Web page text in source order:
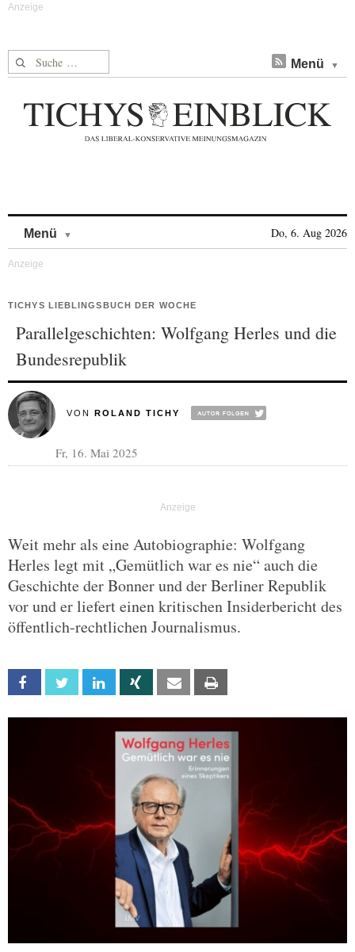
Suche nach: Menü
Menü Do, 6. Aug 2026
TICHYS LIEBLINGSBUCH DER WOCHE
Parallelgeschichten: Wolfgang Herles und die
Bundesrepublik
VON ROLAND TICHY
Fr, 16. Mai 2025
Weit mehr als eine Autobiographie: Wolfgang
Herles legt mit „Gemütlich war es nie“ auch die
Geschichte der Bonner und der Berliner Republik
vor und er liefert einen kritischen Insiderbericht des
öffentlich-rechtlichen Journalismus.
Facebook Twitter Linkedin Xing Email